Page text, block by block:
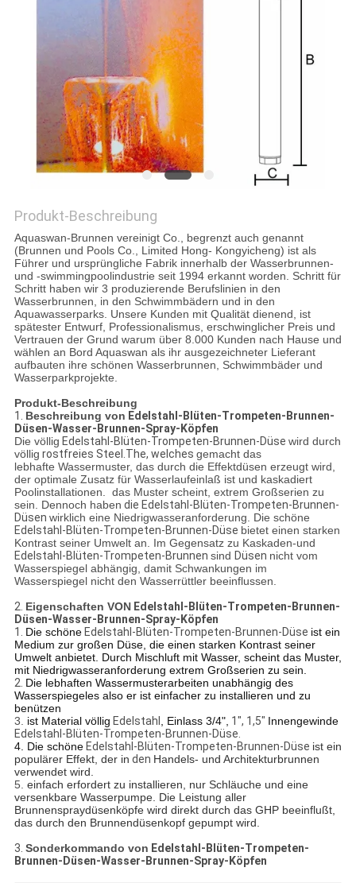
PRIVACY
POLICY
Produkt-Beschreibung
Aquaswan-Brunnen vereinigt Co., begrenzt auch genannt
(Brunnen und Pools Co., Limited Hong- Kongyicheng) ist als
Führer und ursprüngliche Fabrik innerhalb der Wasserbrunnen-
und -swimmingpoolindustrie seit 1994 erkannt worden. Schritt für
Schritt haben wir 3 produzierende Berufslinien in den
Wasserbrunnen, in den Schwimmbädern und in den
Aquawasserparks. Unsere Kunden mit Qualität dienend, ist
spätester Entwurf, Professionalismus, erschwinglicher Preis und
Vertrauen der Grund warum über 8.000 Kunden nach Hause und
wählen an Bord Aquaswan als ihr ausgezeichneter Lieferant
aufbauten ihre schönen Wasserbrunnen, Schwimmbäder und
Wasserparkprojekte.
Produkt-Beschreibung
1. Beschreibung von Edelstahl-Blüten-Trompeten-Brunnen-
Düsen-Wasser-Brunnen-Spray-Köpfen
Die völlig Edelstahl-Blüten-Trompeten-Brunnen-Düse wird durch
völlig rostfreies Steel.The, welches gemacht das
lebhafte Wassermuster, das durch die Effektdüsen erzeugt wird,
der optimale Zusatz für Wasserlaufeinlaß ist und kaskadiert
Poolinstallationen. das Muster scheint, extrem Großserien zu
sein. Dennoch haben die Edelstahl-Blüten-Trompeten-Brunnen-
Düsen wirklich eine Niedrigwasseranforderung. Die schöne
Edelstahl-Blüten-Trompeten-Brunnen-Düse bietet einen starken
Kontrast seiner Umwelt an. Im Gegensatz zu Kaskaden-und
Edelstahl-Blüten-Trompeten-Brunnen sind Düsen nicht vom
Wasserspiegel abhängig, damit Schwankungen im
Wasserspiegel nicht den Wasserrüttler beeinflussen.
2. Eigenschaften VONEdelstahl-Blüten-Trompeten-Brunnen-
Düsen-Wasser-Brunnen-Spray-Köpfen
1. Die schöne Edelstahl-Blüten-Trompeten-Brunnen-Düse ist ein
Medium zur großen Düse, die einen starken Kontrast seiner
Umwelt anbietet. Durch Mischluft mit Wasser, scheint das Muster,
mit Niedrigwasseranforderung extrem Großserien zu sein.
2. Die lebhaften Wassermusterarbeiten unabhängig des
Wasserspiegeles also er ist einfacher zu installieren und zu
benützen
3. ist Material völlig Edelstahl , Einlass 3/4", 1", 1,5" Innengewinde
Edelstahl-Blüten-Trompeten-Brunnen-Düse.
4. Die schöne Edelstahl-Blüten-Trompeten-Brunnen-Düse ist ein
populärer Effekt, der in den Handels- und Architekturbrunnen
verwendet wird.
5. einfach erfordert zu installieren, nur Schläuche und eine
versenkbare Wasserpumpe. Die Leistung aller
Brunnenspraydüsenköpfe wird direkt durch das GHP beeinflußt,
das durch den Brunnendüsenkopf gepumpt wird.
3. Sonderkommando von Edelstahl-Blüten-Trompeten-
Brunnen-Düsen-Wasser-Brunnen-Spray-Köpfen